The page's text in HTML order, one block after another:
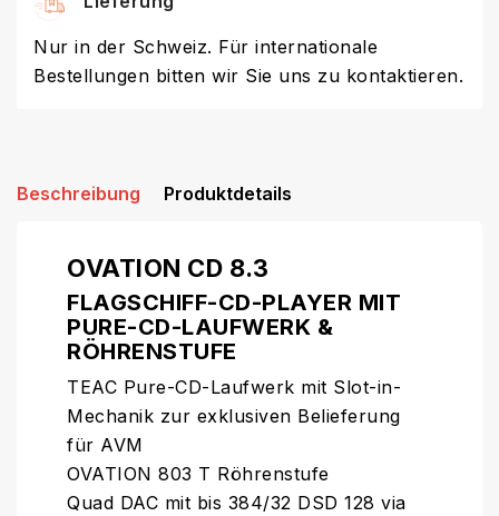
Nur in der Schweiz. Für internationale
Bestellungen bitten wir Sie uns zu kontaktieren.
Beschreibung Produktdetails
OVATION CD 8.3
FLAGSCHIFF-CD-PLAYER MIT
PURE-CD-LAUFWERK &
RÖHRENSTUFE
TEAC Pure-CD-Laufwerk mit Slot-in-
Mechanik zur exklusiven Belieferung
für AVM
OVATION 803 T Röhrenstufe
Quad DAC mit bis 384/32 DSD 128 via